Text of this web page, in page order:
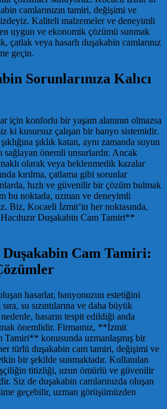
camlarınızın tamiri, değişimi ve
Kaliteli malzemeler ve deneyimli
uygun ve ekonomik çözümü sunmak
çatlak veya hasarlı duşakabin camlarınız
geçin.
Sorunlarınıza Kalıcı
için konforlu bir yaşam alanının olmazsa
ki kusursuz çalışan bir banyo sistemidir.
şıklık katan, aynı zamanda suyun
sağlayan önemli unsurlardır. Ancak
olarak veya beklenmedik kazalar
kırılma, çatlama gibi sorunlar
hızlı ve güvenilir bir çözüm bulmak
bu noktada, uzman ve deneyimli
Biz, Kocaeli İzmit’in her noktasında,
Duşakabin Cam Tamiri**
Duşakabin Cam Tamiri:
hasarlar, banyonuzun estetiğini
su sızıntılarına ve daha büyük
hasarın tespit edildiği anda
önemlidir. Firmamız, **İzmit
Tamiri** konusunda uzmanlaşmış bir
türlü duşakabin cam tamiri, değişimi ve
bir şekilde sunmaktadır. Kullanılan
titizliği, uzun ömürlü ve güvenilir
Siz de duşakabin camlarınızda oluşan
geçebilir, uzman görüşümüzden